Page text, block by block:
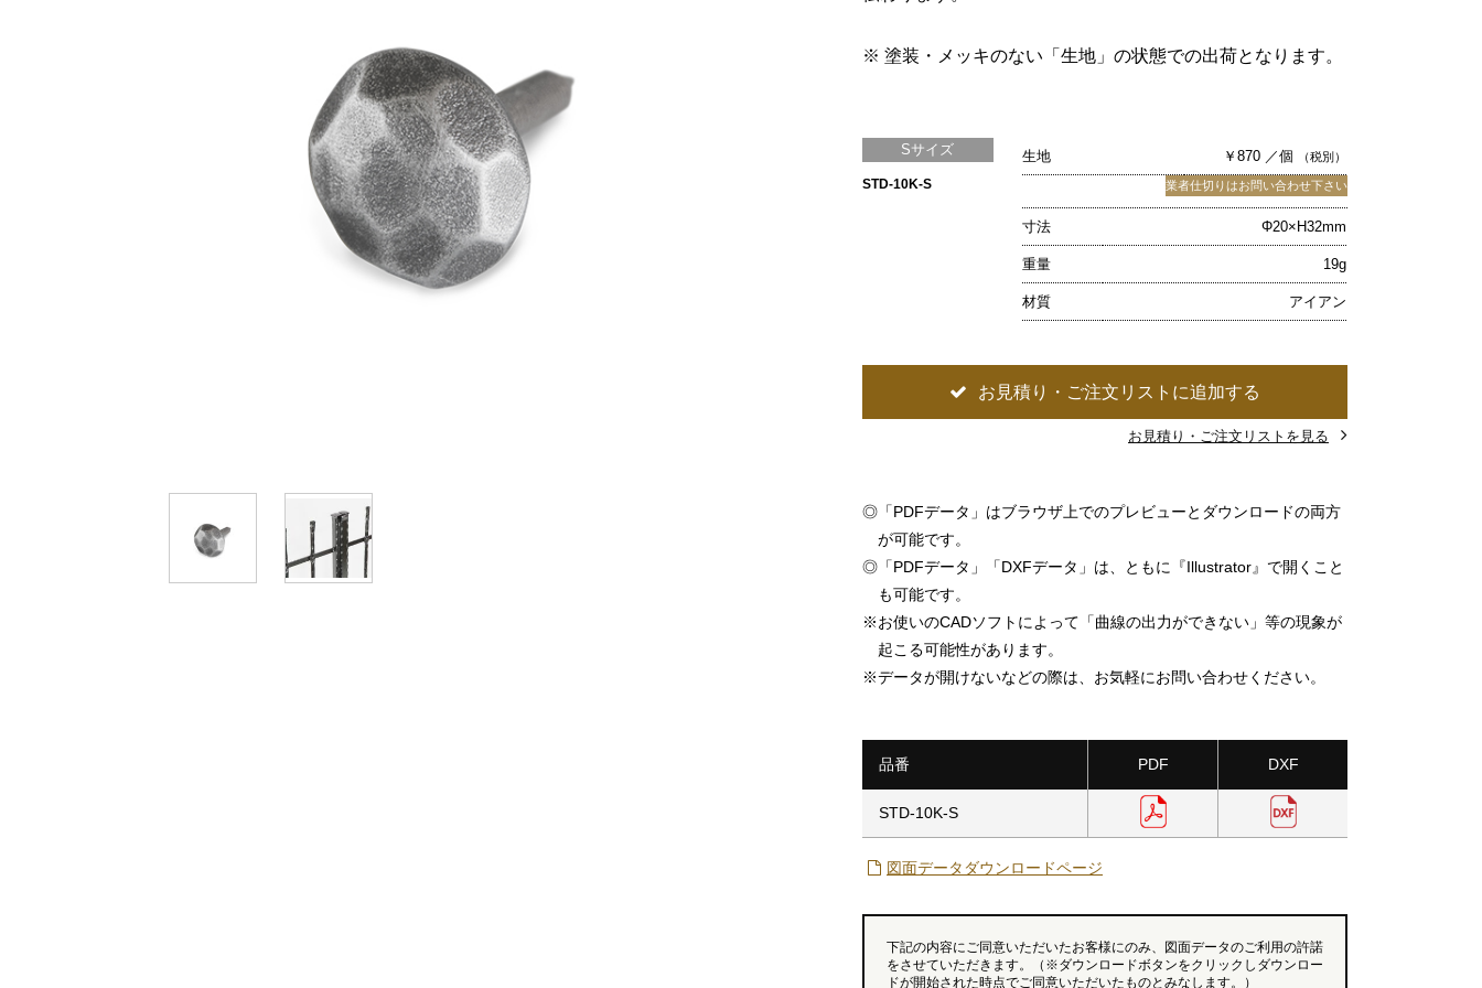
※ 塗装・メッキのない「生地」の状態での出荷となります。
Sサイズ
STD-10K-S
生地 ￥870 ／個 （税別）
業者仕切りはお問い合わせ下さい
寸法 Φ20×H32mm
重量 19g
材質 アイアン
お見積り・ご注文リストに追加する
お見積り・ご注文リストを見る
◎ 「PDFデータ」はブラウザ上でのプレビューとダウンロードの両方
が可能です。
◎ 「PDFデータ」「DXFデータ」は、ともに『Illustrator』で開くこと
も可能です。
※お使いのCADソフトによって「曲線の出力ができない」等の現象が
起こる可能性があります。
※データが開けないなどの際は、お気軽にお問い合わせください。
品番 PDF DXF
STD-10K-S
図面データダウンロードページ
下記の内容にご同意いただいたお客様にのみ、図面データのご利用の許諾
をさせていただきます。（※ダウンロードボタンをクリックしダウンロー
ドが開始された時点でご同意いただいたものとみなします。）